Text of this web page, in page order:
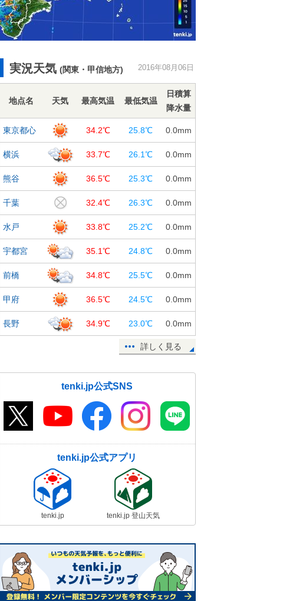
実況天気 (関東・甲信地方) 2016年08月06日
地点名 天気 最高気温 最低気温
日積算
降水量
東京都心 34.2℃ 25.8℃ 0.0mm
横浜 33.7℃ 26.1℃ 0.0mm
熊谷 36.5℃ 25.3℃ 0.0mm
千葉 32.4℃ 26.3℃ 0.0mm
水戸 33.8℃ 25.2℃ 0.0mm
宇都宮 35.1℃ 24.8℃ 0.0mm
前橋 34.8℃ 25.5℃ 0.0mm
甲府 36.5℃ 24.5℃ 0.0mm
長野 34.9℃ 23.0℃ 0.0mm
詳しく見る
tenki.jp公式SNS
tenki.jp公式アプリ
tenki.jp tenki.jp 登山天気